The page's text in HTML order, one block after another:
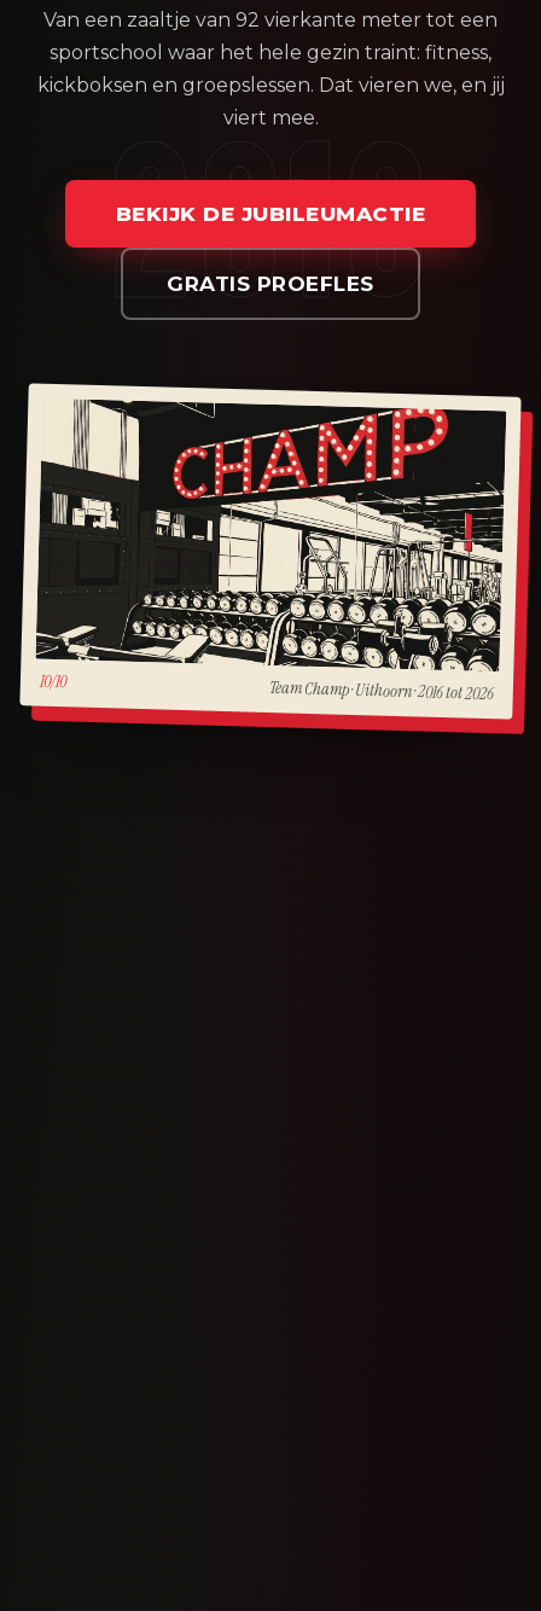
2016
Van een zaaltje van 92 vierkante meter tot een
sportschool waar het hele gezin traint: fitness,
kickboksen en groepslessen. Dat vieren we, en jij
viert mee.
BEKIJK DE JUBILEUMACTIE
GRATIS PROEFLES
10/10 Team Champ · Uithoorn · 2016 tot 2026